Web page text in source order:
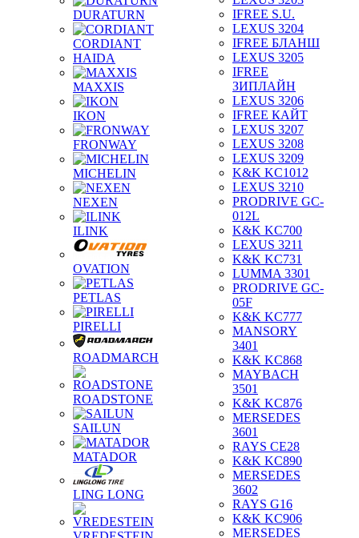
DURATURN
CORDIANT
HAIDA
MAXXIS
IKON
FRONWAY
MICHELIN
NEXEN
ILINK
OVATION
PETLAS
PIRELLI
ROADMARCH
ROADSTONE
SAILUN
MATADOR
LING LONG
IFREE S.U.
LEXUS 3204
IFREE БЛАНШ
LEXUS 3205
IFREE
ЗИПЛАЙН
LEXUS 3206
IFREE КАЙТ
LEXUS 3207
LEXUS 3208
LEXUS 3209
K&K KC1012
LEXUS 3210
PRODRIVE GC-
012L
K&K KC700
LEXUS 3211
K&K KC731
LUMMA 3301
PRODRIVE GC-
05F
K&K KC777
MANSORY
3401
K&K KC868
MAYBACH
3501
K&K KC876
MERSEDES
3601
RAYS CE28
K&K KC890
MERSEDES
3602
RAYS G16
K&K KC906
MERSEDES